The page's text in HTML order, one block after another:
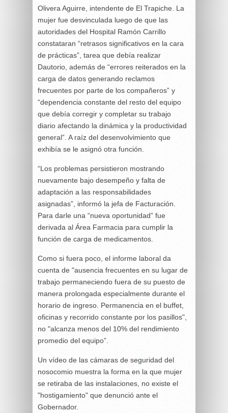
Olivera Aguirre, intendente de El Trapiche. La
mujer fue desvinculada luego de que las
autoridades del Hospital Ramón Carrillo
constataran “retrasos significativos en la cara
de prácticas”, tarea que debía realizar
Dautorio, además de “errores reiterados en la
carga de datos generando reclamos
frecuentes por parte de los compañeros” y
“dependencia constante del resto del equipo
que debía corregir y completar su trabajo
diario afectando la dinámica y la productividad
general”. A raíz del desenvolvimiento que
exhibía se le asignó otra función.
“Los problemas persistieron mostrando
nuevamente bajo desempeño y falta de
adaptación a las responsabilidades
asignadas”, informó la jefa de Facturación.
Para darle una “nueva oportunidad” fue
derivada al Área Farmacia para cumplir la
función de carga de medicamentos.
Como si fuera poco, el informe laboral da
cuenta de "ausencia frecuentes en su lugar de
trabajo permaneciendo fuera de su puesto de
manera prolongada especialmente durante el
horario de ingreso. Permanencia en el buffet,
oficinas y recorrido constante por los pasillos",
no "alcanza menos del 10% del rendimiento
promedio del equipo”.
Un vídeo de las cámaras de seguridad del
nosocomio muestra la forma en la que mujer
se retiraba de las instalaciones, no existe el
"hostigamiento" que denunció ante el
Gobernador.